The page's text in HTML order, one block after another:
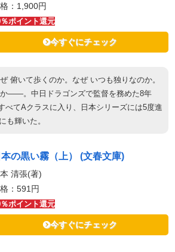
：1,900円
ポイント還元
今すぐにチェック
俯いて歩くのか。なぜ いつも独りなのか。
――。中日ドラゴンズで監督を務めた8年
べてAクラスに入り、日本シリーズには5度進
も輝いた。
本の黒い霧（上） (文春文庫)
清張(著)
：591円
ポイント還元
今すぐにチェック